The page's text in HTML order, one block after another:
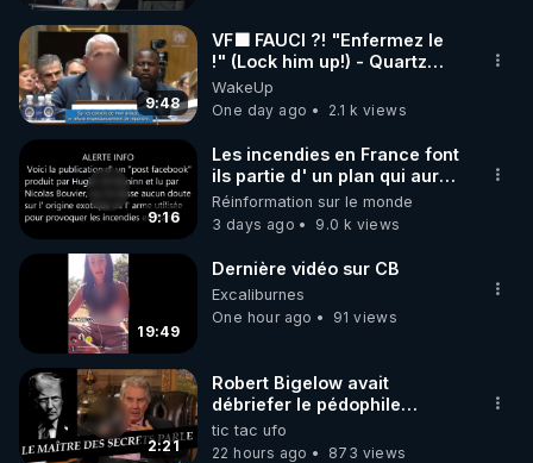
9:48
VF🟩 FAUCI ?! "Enfermez le
!" (Lock him up!) - Quartz
Traduction
WakeUp
One day ago
2.1 k views
9:16
Les incendies en France font
ils partie d' un plan qui aurait
débuté le 11 septembre 2001
?
Réinformation sur le monde
3 days ago
9.0 k views
19:49
Dernière vidéo sur CB
Excaliburnes
One hour ago
91 views
2:21
Robert Bigelow avait
débriefer le pédophile
génocidaire de donald j
trump
tic tac ufo
22 hours ago
873 views